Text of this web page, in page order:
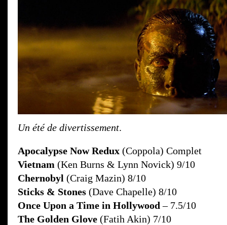
Un été de divertissement.
Apocalypse Now Redux (Coppola) Complet
Vietnam (Ken Burns & Lynn Novick) 9/10
Chernobyl (Craig Mazin) 8/10
Sticks & Stones (Dave Chapelle) 8/10
Once Upon a Time in Hollywood – 7.5/10
The Golden Glove (Fatih Akin) 7/10